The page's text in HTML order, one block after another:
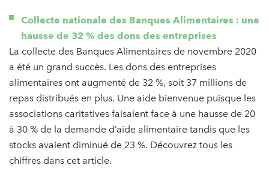
Collecte nationale des Banques Alimentaires : une
hausse de 32 % des dons des entreprises
La collecte des Banques Alimentaires de novembre 2020
a été un grand succès. Les dons des entreprises
alimentaires ont augmenté de 32 %, soit 37 millions de
repas distribués en plus. Une aide bienvenue puisque les
associations caritatives faisaient face à une hausse de 20
à 30 % de la demande d’aide alimentaire tandis que les
stocks avaient diminué de 23 %. Découvrez tous les
chiffres dans cet article.